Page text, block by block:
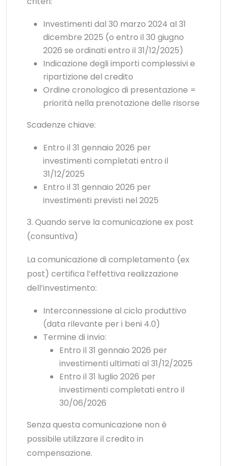
Investimenti dal 30 marzo 2024 al 31
dicembre 2025 (o entro il 30 giugno
2026 se ordinati entro il 31/12/2025)
Indicazione degli importi complessivi e
ripartizione del credito
Ordine cronologico di presentazione =
priorità nella prenotazione delle risorse
Scadenze chiave:
Entro il 31 gennaio 2026 per
investimenti completati entro il
31/12/2025
Entro il 31 gennaio 2026 per
investimenti previsti nel 2025
3. Quando serve la comunicazione ex post
(consuntiva)
La comunicazione di completamento (ex
post) certifica l’effettiva realizzazione
dell’investimento:
Interconnessione al ciclo produttivo
(data rilevante per i beni 4.0)
Termine di invio:
Entro il 31 gennaio 2026 per
investimenti ultimati al 31/12/2025
Entro il 31 luglio 2026 per
investimenti completati entro il
30/06/2026
Senza questa comunicazione non è
possibile utilizzare il credito in
compensazione.